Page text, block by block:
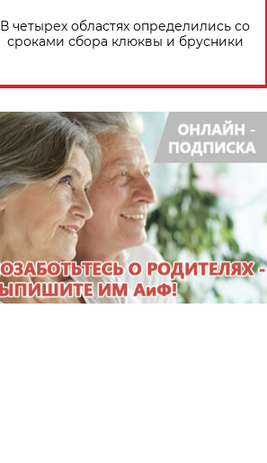
В четырех областях определились со
сроками сбора клюквы и брусники